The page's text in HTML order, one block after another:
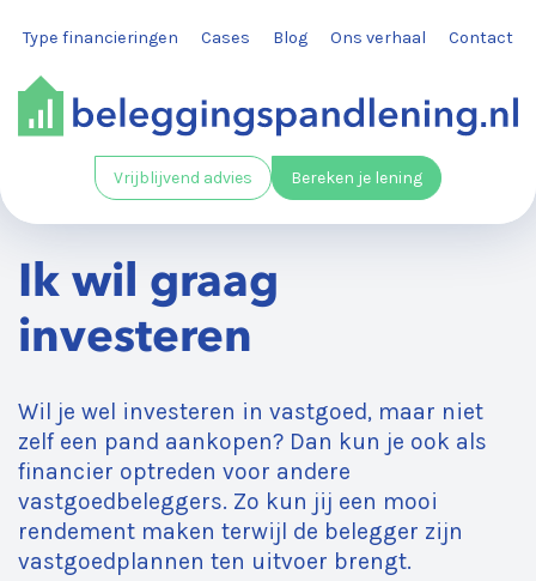
Type financieringen Cases Blog Ons verhaal Contact
Vrijblijvend advies Bereken je lening
Ik wil graag
investeren
Wil je wel investeren in vastgoed, maar niet
zelf een pand aankopen? Dan kun je ook als
financier optreden voor andere
vastgoedbeleggers. Zo kun jij een mooi
rendement maken terwijl de belegger zijn
vastgoedplannen ten uitvoer brengt.